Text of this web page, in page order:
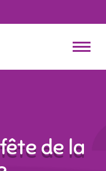
fête de la